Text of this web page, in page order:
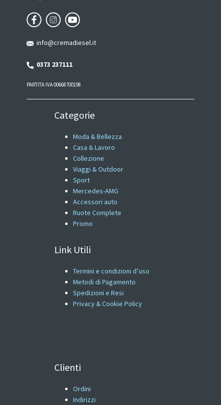
info@cremadiesel.it
0373 237111
PARTITA IVA 00668700198
Categorie
Moda & Bellezza
Casa & Lavoro
Collezione
Viaggi & Outdoor
Sport
Mercedes-AMG
Accessori auto
Ruote Complete
Promo
Link Utili
Termini e condizioni d’uso
Metodi di Pagamento
Spedizioni e Resi
Privacy & Cookie Policy
Clienti
Ordini
Indirizzi